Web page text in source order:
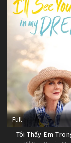
Full
Tôi Thấy Em